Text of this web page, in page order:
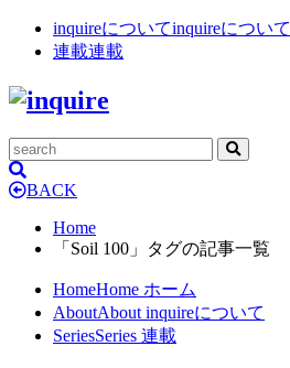
inquireについてinquireについて
連載連載
BACK
Home
「Soil 100」タグの記事一覧
HomeHome ホーム
AboutAbout inquireについて
SeriesSeries 連載